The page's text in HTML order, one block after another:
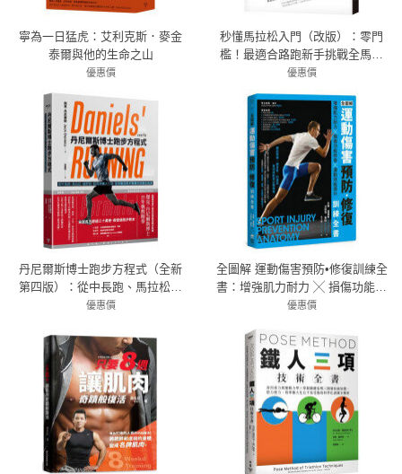
寧為一日猛虎：艾利克斯．麥金
泰爾與他的生命之山
優惠價
秒懂馬拉松入門（改版）：零門
檻！最適合路跑新手挑戰全馬的
完全圖解教練書
優惠價
72折 230元
丹尼爾斯博士跑步方程式（全新
第四版）：從中長跑、馬拉松、
越野跑、超馬到鐵人三項，全球
優惠價
全圖解 運動傷害預防•修復訓練全
書：增強肌力耐力 ╳ 損傷功能修
復 ╳ 運動效能提升，體能教練、
備專書
優惠價